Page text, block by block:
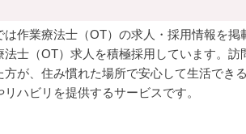
は作業療法士（OT）の求人・採用情報を掲
法士（OT）求人を積極採用しています。訪
が、住み慣れた場所で安心して生活でき
ハビリを提供するサービスです。